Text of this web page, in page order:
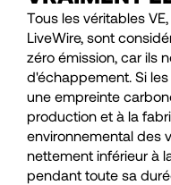
Tous les véritables
LiveWire, sont
zéro émission, car ils
d'échappement. Si
une empreinte
production et à la
environnemental des
nettement inférieur à
pendant toute sa